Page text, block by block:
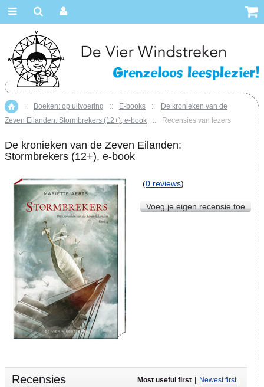
Home
:: Boeken: op uitvoering :: E-books ::
De kronieken van de
Zeven Eilanden: Stormbrekers (12+), e-book
:: Recensies van lezers
De kronieken van de Zeven Eilanden:
Stormbrekers (12+), e-book
(0 reviews)
Voeg je eigen recensie toe
Recensies Most useful first Newest first